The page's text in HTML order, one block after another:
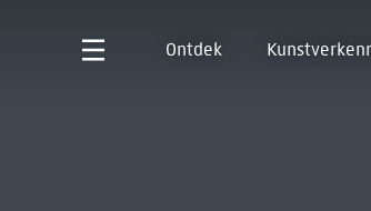
Ontdek